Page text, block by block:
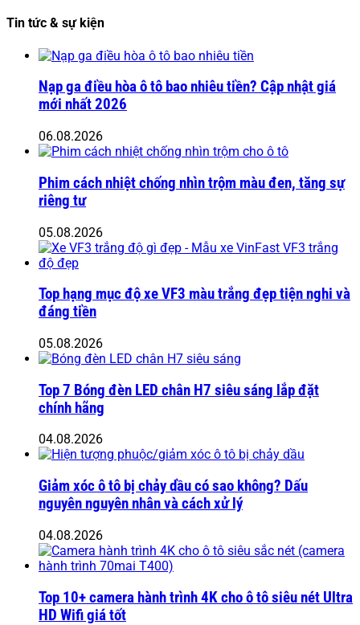
Tin tức & sự kiện
Nạp ga điều hòa ô tô bao nhiêu tiền? Cập nhật giá
mới nhất 2026
06.08.2026
Phim cách nhiệt chống nhìn trộm màu đen, tăng sự
riêng tư
05.08.2026
Top hạng mục độ xe VF3 màu trắng đẹp tiện nghi và
đáng tiền
05.08.2026
Top 7 Bóng đèn LED chân H7 siêu sáng lắp đặt
chính hãng
04.08.2026
Giảm xóc ô tô bị chảy dầu có sao không? Dấu
nguyên nguyên nhân và cách xử lý
04.08.2026
Top 10+ camera hành trình 4K cho ô tô siêu nét Ultra
HD Wifi giá tốt